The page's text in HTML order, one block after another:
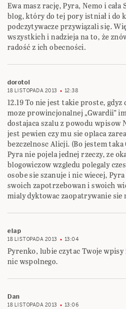
Ewa masz rację, Pyra, Nemo i
blog, który do tej pory istniał i do
podczytywacze przywiązali się.
wszystkich i nadzieja na to, że
radość z ich obecności.
dorotol
18 LISTOPADA 2013 12:38
12.19 To nie jest takie proste,
moze prowincjonalnej „Gwardii”
dostajaca szalu z powodu wpisow
jest pewien czy mu sie oplaca
bezczelnosc Alicji. (Bo jestem taka
Pyra nie pojela jednej rzeczy, ze
blogowiczow wzgledu polegaly
osobe sie szanuje i nic wiecej,
swoich zapotrzebowan i swoich
mialy dyktowac zaopatrywanie sie
elap
18 LISTOPADA 2013 13:04
Pyrenko, lubie czytac Twoje
nic wspolnego.
Dan
18 LISTOPADA 2013 13:06